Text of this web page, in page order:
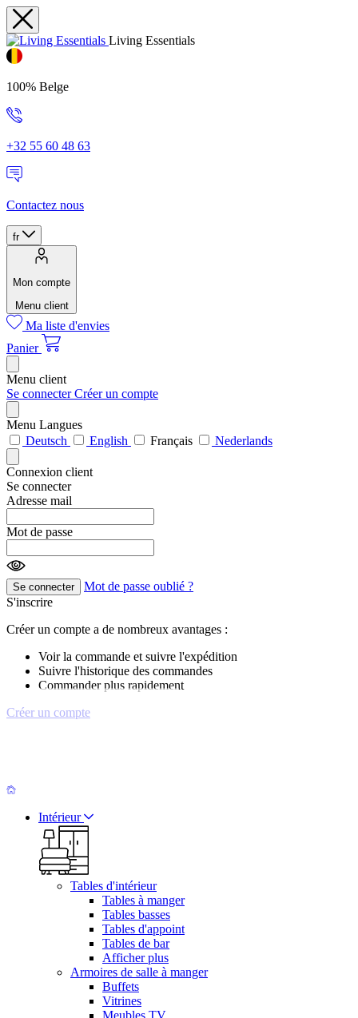
Living Essentials
100% Belge
+32 55 60 48 63
Contactez nous
fr
Mon compte
Menu client
Ma liste d'envies
Panier
Menu client
Se connecterCréer un compte
Menu Langues
Deutsch
English Français Nederlands
Connexion client
Se connecter
Adresse mail
Mot de passe
Se connecter
Mot de passe oublié ?
S'inscrire
Créer un compte a de nombreux avantages :
Voir la commande et suivre l'expédition
Suivre l'historique des commandes
Commander plus rapidement
Créer un compte
Intérieur
Tables d'intérieur
Tables à manger
Tables basses
Tables d'appoint
Tables de bar
Afficher plus
Armoires de salle à manger
Buffets
Vitrines
Meubles TV